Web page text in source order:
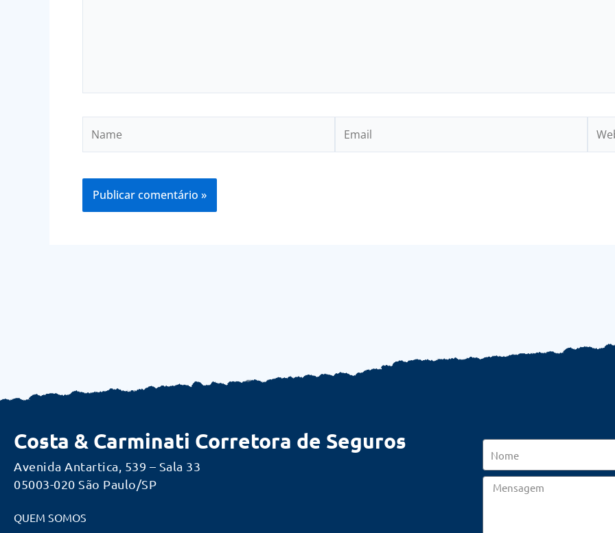
Costa & Carminati Corretora de Seguros
Avenida Antartica, 539 – Sala 33
05003-020 São Paulo/SP
QUEM SOMOS
Mensagem